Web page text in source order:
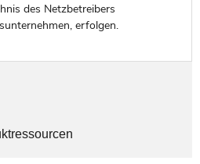
des Netzbetreibers
erfolgen.